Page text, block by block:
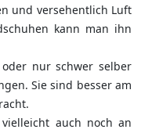
und versehentlich Luft
kann man ihn
nur schwer selber
Sie sind besser am
auch noch an